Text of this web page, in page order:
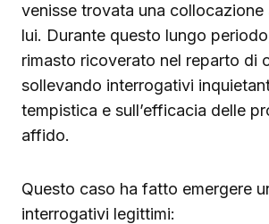
venisse trovata una collocazione
lui. Durante questo lungo
rimasto ricoverato nel reparto di
sollevando interrogativi
tempistica e sull’efficacia delle
affido.
Questo caso ha fatto emergere
interrogativi legittimi: